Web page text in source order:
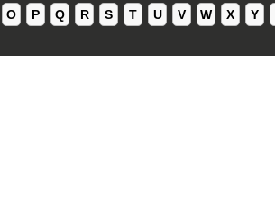
O P Q R S T U V W X Y